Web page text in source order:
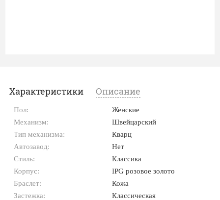
Характеристики Описание
Пол:
Женские
Механизм:
Швейцарский
Тип механизма:
Кварц
Автозавод:
Нет
Стиль:
Классика
Корпус:
IPG розовое золото
Браслет:
Кожа
Застежка:
Классическая